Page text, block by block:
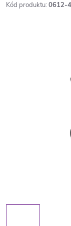
Kód produktu: 0612-